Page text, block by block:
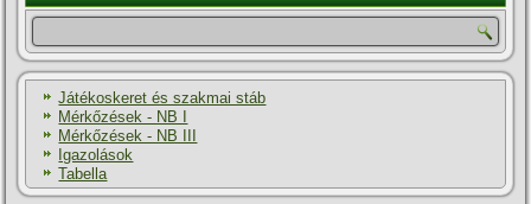
Játékoskeret és szakmai stáb
Mérkőzések - NB I
Mérkőzések - NB III
Igazolások
Tabella